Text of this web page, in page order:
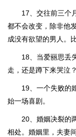
17、交往前三个
都不会改变，除非他
成没有欲望的男人。
18、当爱丽思丢
走，还是蹲下来哭泣？
19、一个失败的
始一场喜剧。
20、婚姻决裂的
相处。婚姻里，夫妻